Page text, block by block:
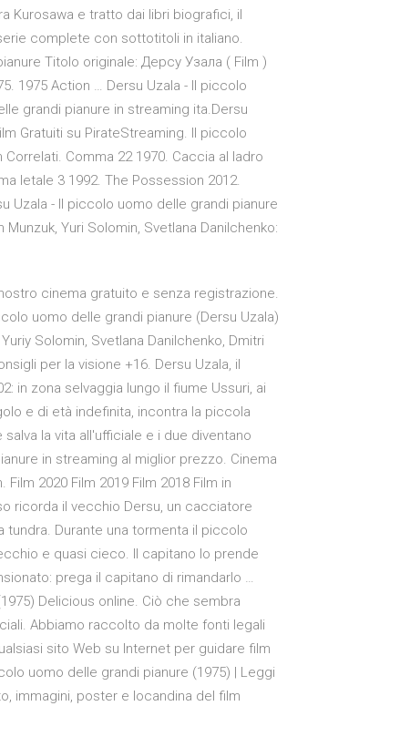
Kurosawa e tratto dai libri biografici, il
complete con sottotitoli in italiano.
Titolo originale: Дерсу Узала ( Film )
1975 Action … Dersu Uzala - Il piccolo
grandi pianure in streaming ita.Dersu
Gratuiti su PirateStreaming. Il piccolo
Comma 22 1970. Caccia al ladro
letale 3 1992. The Possession 2012.
Uzala - Il piccolo uomo delle grandi pianure
Yuri Solomin, Svetlana Danilchenko:
cinema gratuito e senza registrazione.
uomo delle grandi pianure (Dersu Uzala)
Solomin, Svetlana Danilchenko, Dmitri
per la visione +16. Dersu Uzala, il
in zona selvaggia lungo il fiume Ussuri, ai
e di età indefinita, incontra la piccola
la vita all'ufficiale e i due diventano
in streaming al miglior prezzo. Cinema
2020 Film 2019 Film 2018 Film in
ricorda il vecchio Dersu, un cacciatore
Durante una tormenta il piccolo
e quasi cieco. Il capitano lo prende
prega il capitano di rimandarlo …
Delicious online. Ciò che sembra
Abbiamo raccolto da molte fonti legali
sito Web su Internet per guidare film
uomo delle grandi pianure (1975) | Leggi
immagini, poster e locandina del film